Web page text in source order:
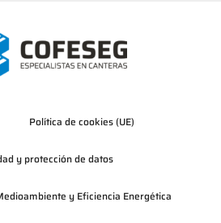
Política de cookies (UE)
y protección de datos
y Eficiencia Energética